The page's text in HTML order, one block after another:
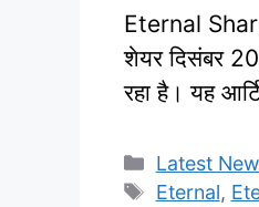
Eternal
शेयर दिसंबर
रहा है। यह
Categories
Latest
Tags
Eternal,